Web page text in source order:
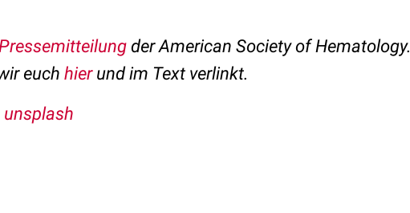
der American Society of Hematology.
euch hierund im Text verlinkt.